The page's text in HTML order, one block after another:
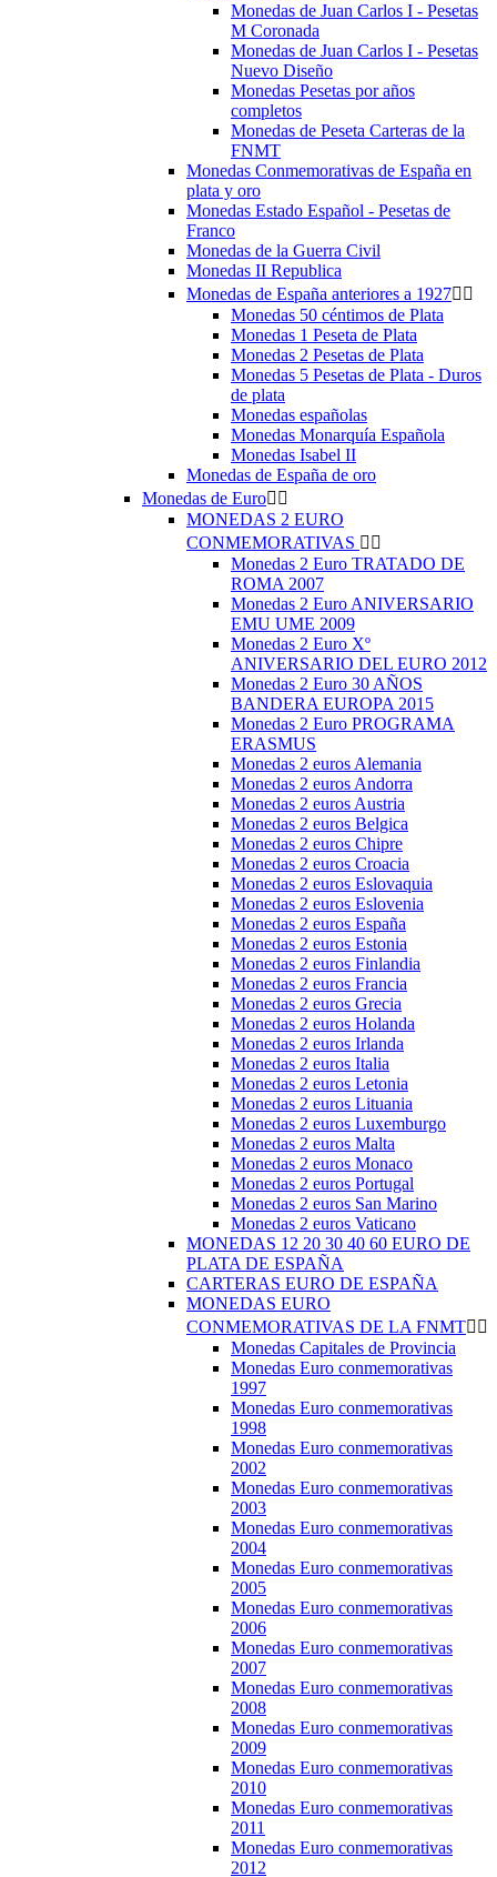
Monedas de Juan Carlos I - Pesetas
M Coronada
Monedas de Juan Carlos I - Pesetas
Nuevo Diseño
Monedas Pesetas por años
completos
Monedas de Peseta Carteras de la
FNMT
Monedas Conmemorativas de España en
plata y oro
Monedas Estado Español - Pesetas de
Franco
Monedas de la Guerra Civil
Monedas II Republica
Monedas de España anteriores a 1927 
Monedas 50 céntimos de Plata
Monedas 1 Peseta de Plata
Monedas 2 Pesetas de Plata
Monedas 5 Pesetas de Plata - Duros
de plata
Monedas españolas
Monedas Monarquía Española
Monedas Isabel II
Monedas de España de oro
Monedas de Euro 
MONEDAS 2 EURO
CONMEMORATIVAS  
Monedas 2 Euro TRATADO DE
ROMA 2007
Monedas 2 Euro ANIVERSARIO
EMU UME 2009
Monedas 2 Euro Xº
ANIVERSARIO DEL EURO 2012
Monedas 2 Euro 30 AÑOS
BANDERA EUROPA 2015
Monedas 2 Euro PROGRAMA
ERASMUS
Monedas 2 euros Alemania
Monedas 2 euros Andorra
Monedas 2 euros Austria
Monedas 2 euros Belgica
Monedas 2 euros Chipre
Monedas 2 euros Croacia
Monedas 2 euros Eslovaquia
Monedas 2 euros Eslovenia
Monedas 2 euros España
Monedas 2 euros Estonia
Monedas 2 euros Finlandia
Monedas 2 euros Francia
Monedas 2 euros Grecia
Monedas 2 euros Holanda
Monedas 2 euros Irlanda
Monedas 2 euros Italia
Monedas 2 euros Letonia
Monedas 2 euros Lituania
Monedas 2 euros Luxemburgo
Monedas 2 euros Malta
Monedas 2 euros Monaco
Monedas 2 euros Portugal
Monedas 2 euros San Marino
Monedas 2 euros Vaticano
MONEDAS 12 20 30 40 60 EURO DE
PLATA DE ESPAÑA
CARTERAS EURO DE ESPAÑA
MONEDAS EURO
CONMEMORATIVAS DE LA FNMT 
Monedas Capitales de Provincia
Monedas Euro conmemorativas
1997
Monedas Euro conmemorativas
1998
Monedas Euro conmemorativas
2002
Monedas Euro conmemorativas
2003
Monedas Euro conmemorativas
2004
Monedas Euro conmemorativas
2005
Monedas Euro conmemorativas
2006
Monedas Euro conmemorativas
2007
Monedas Euro conmemorativas
2008
Monedas Euro conmemorativas
2009
Monedas Euro conmemorativas
2010
Monedas Euro conmemorativas
2011
Monedas Euro conmemorativas
2012